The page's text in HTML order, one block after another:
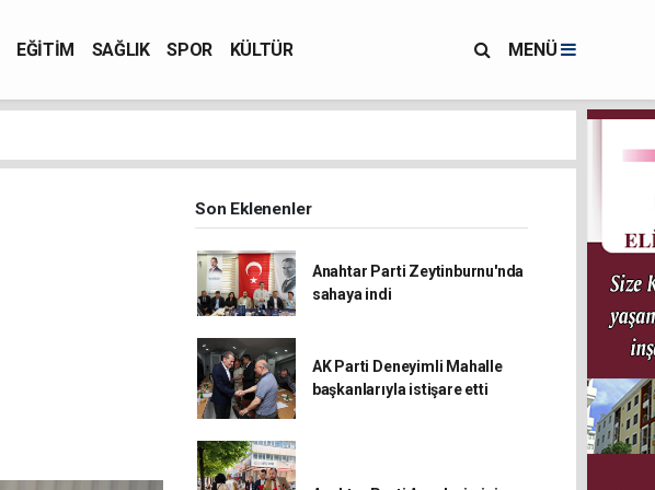
EĞİTİM SAĞLIK SPOR KÜLTÜR MENÜ
Son Eklenenler
Anahtar Parti Zeytinburnu'nda
sahaya indi
AK Parti Deneyimli Mahalle
başkanlarıyla istişare etti